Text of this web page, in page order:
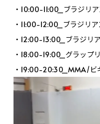
・10:00-11:00_ブラジリ
・11:00-12:00_ブラジリ
・12:00-13:00_ブラジリ
・18:00-19:00_グラップ
・19:00-20:30_MMA/ビ